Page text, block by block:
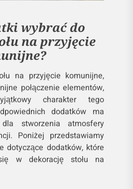
wybrać do
na przyjęcie
na przyjęcie komunijne,
połączenie elementów,
charakter tego
dodatków ma
stworzenia atmosfery
Poniżej przedstawiamy
dotyczące dodatków, które
w dekorację stołu na